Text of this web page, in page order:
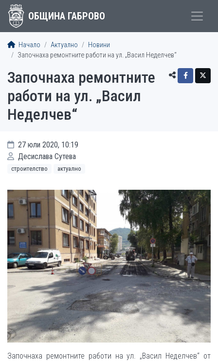
ОБЩИНА ГАБРОВО
Начало Актуално
Новини
Започнаха ремонтните работи на ул. „Васил Неделчев“
Започнаха ремонтните
работи на ул. „Васил
Неделчев“
27 юли 2020, 10:19
Десислава Сутева
строителство актуално
Започнаха ремонтните работи на ул. „Васил Неделчев“ от